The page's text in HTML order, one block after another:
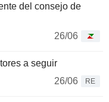
del consejo de
26/06
a seguir
26/06
RE